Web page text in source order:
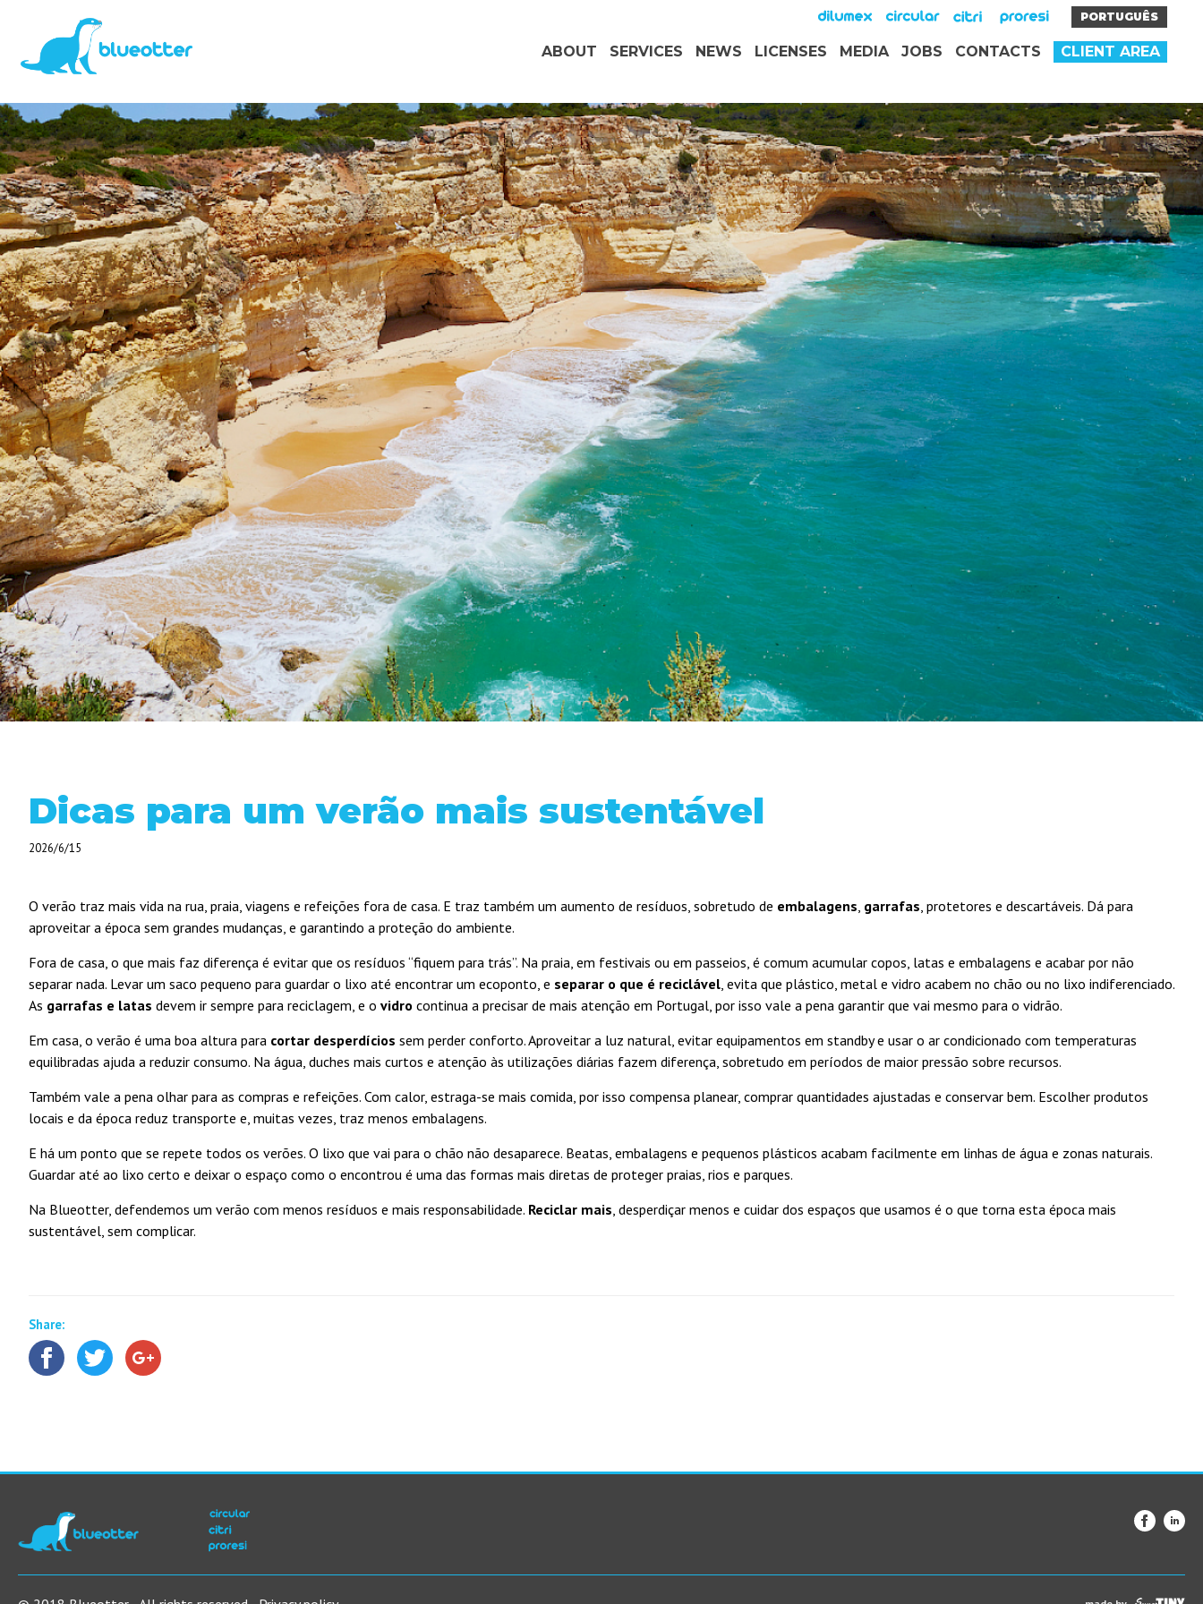
PORTUGUÊS
ABOUT SERVICES NEWS LICENSES MEDIA JOBS CONTACTS CLIENT AREA
Dicas para um verão mais sustentável
2026/6/15
O verão traz mais vida na rua, praia, viagens e refeições fora de casa. E traz também um aumento de resíduos, sobretudo de embalagens, garrafas, protetores e descartáveis. Dá para
aproveitar a época sem grandes mudanças, e garantindo a proteção do ambiente.
Fora de casa, o que mais faz diferença é evitar que os resíduos “fiquem para trás”. Na praia, em festivais ou em passeios, é comum acumular copos, latas e embalagens e acabar por não
separar nada. Levar um saco pequeno para guardar o lixo até encontrar um ecoponto, e separar o que é reciclável, evita que plástico, metal e vidro acabem no chão ou no lixo indiferenciado.
As garrafas e latas devem ir sempre para reciclagem, e o vidro continua a precisar de mais atenção em Portugal, por isso vale a pena garantir que vai mesmo para o vidrão.
Em casa, o verão é uma boa altura para cortar desperdícios sem perder conforto. Aproveitar a luz natural, evitar equipamentos em standby e usar o ar condicionado com temperaturas
equilibradas ajuda a reduzir consumo. Na água, duches mais curtos e atenção às utilizações diárias fazem diferença, sobretudo em períodos de maior pressão sobre recursos.
Também vale a pena olhar para as compras e refeições. Com calor, estraga-se mais comida, por isso compensa planear, comprar quantidades ajustadas e conservar bem. Escolher produtos
locais e da época reduz transporte e, muitas vezes, traz menos embalagens.
E há um ponto que se repete todos os verões. O lixo que vai para o chão não desaparece. Beatas, embalagens e pequenos plásticos acabam facilmente em linhas de água e zonas naturais.
Guardar até ao lixo certo e deixar o espaço como o encontrou é uma das formas mais diretas de proteger praias, rios e parques.
Na Blueotter, defendemos um verão com menos resíduos e mais responsabilidade. Reciclar mais, desperdiçar menos e cuidar dos espaços que usamos é o que torna esta época mais
sustentável, sem complicar.
Share: